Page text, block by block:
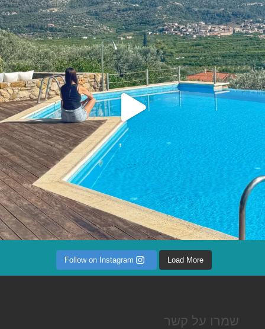
Load More
Follow on Instagram
שמרו על קשר